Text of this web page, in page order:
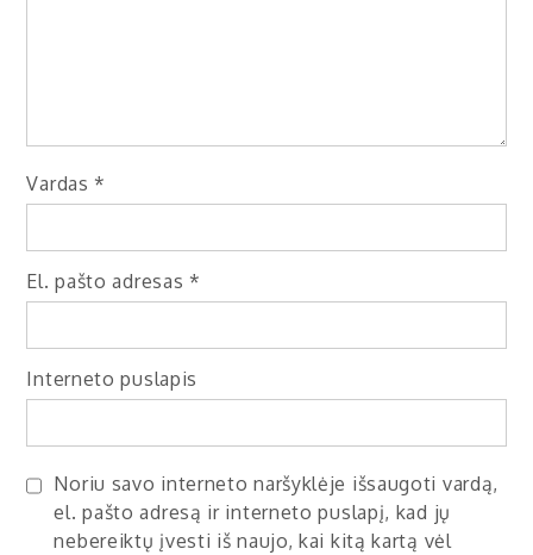
Vardas *
El. pašto adresas *
Interneto puslapis
Noriu savo interneto naršyklėje išsaugoti vardą,
el. pašto adresą ir interneto puslapį, kad jų
nebereiktų įvesti iš naujo, kai kitą kartą vėl